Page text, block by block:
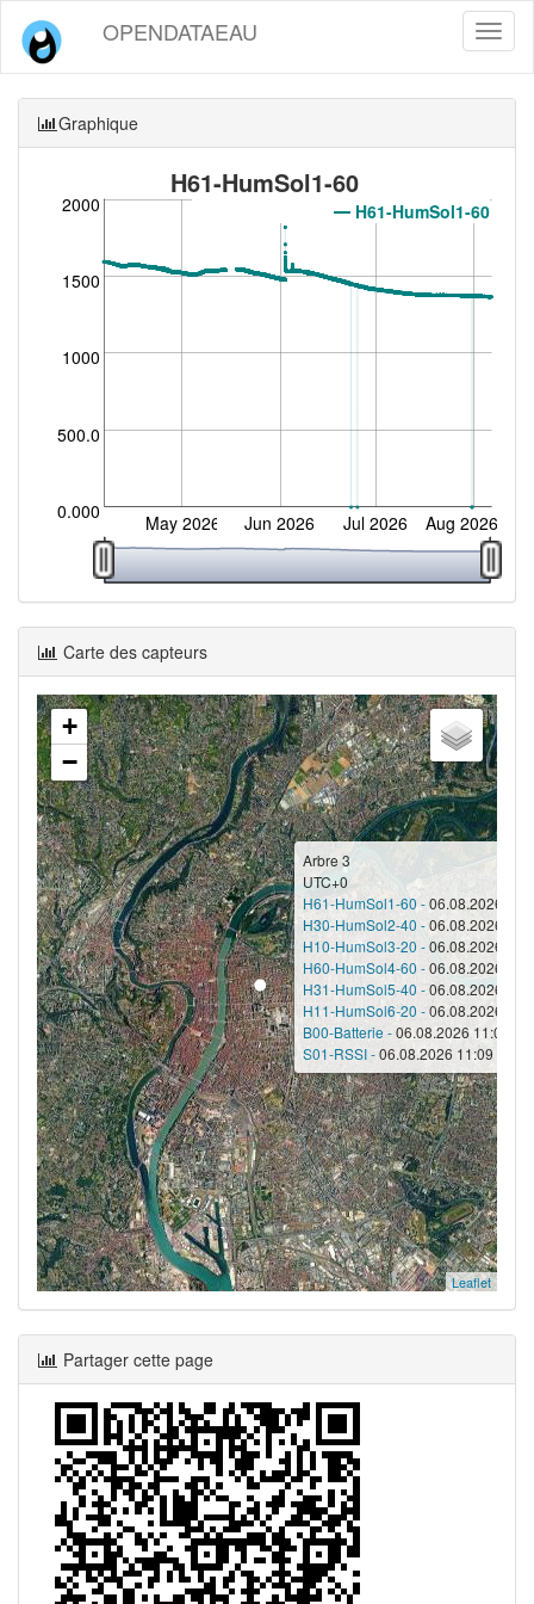
OPENDATAEAU
Graphique
H61-HumSol1-60
H61-HumSol1-60
0.000
500.0
1000
1500
2000
May 2026 Jun 2026 Jul 2026 Aug 2026
Carte des capteurs
Arbre 3
UTC+0
H61-HumSol1-60 -06.08.2026
H30-HumSol2-40 -06.08.2026
H10-HumSol3-20 -06.08.2026
H60-HumSol4-60 -06.08.2026
H31-HumSol5-40 -06.08.2026
H11-HumSol6-20 -06.08.2026
B00-Batterie -06.08.2026 11:09 -
S01-RSSI -06.08.2026 11:09 - -84
+
−
Leaflet
Partager cette page